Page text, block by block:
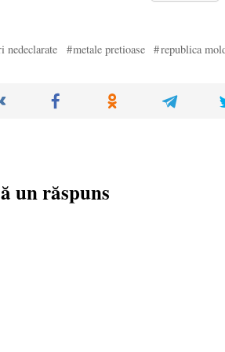
nedeclarate metale pretioase republica
un răspuns